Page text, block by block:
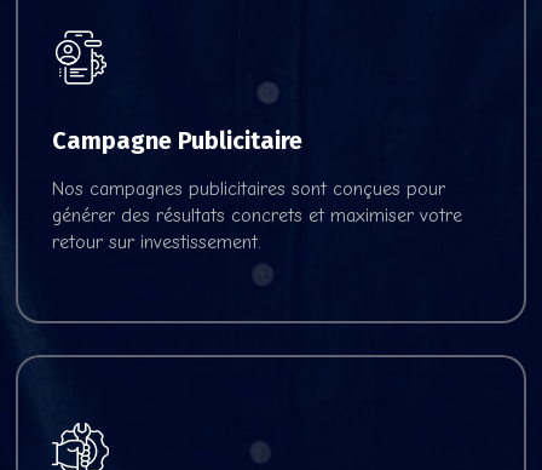
Campagne Publicitaire
Nos campagnes publicitaires sont conçues pour
générer des résultats concrets et maximiser votre
retour sur investissement.
Voir nos offres